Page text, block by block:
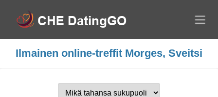
Ilmainen online-treffit Morges, Sveitsi